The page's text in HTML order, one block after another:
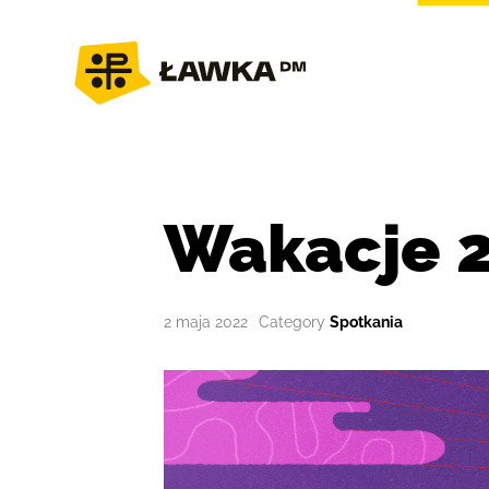
Wakacje
2 maja 2022 Spotkania